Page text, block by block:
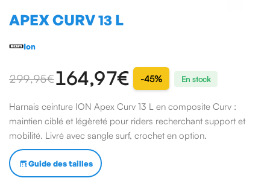
APEX CURV 13 L
Ion
299,95 €164,97€ -45% En stock
Harnais ceinture ION Apex Curv 13 L en composite Curv :
maintien ciblé et légèreté pour riders recherchant support et
mobilité. Livré avec sangle surf, crochet en option.
Guide des tailles